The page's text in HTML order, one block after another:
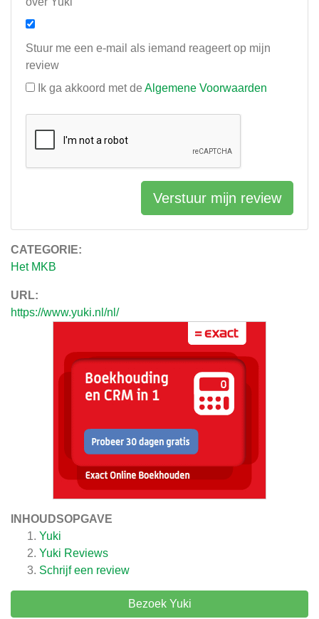
CATEGORIE:
Het MKB
URL:
https://www.yuki.nl/nl/
INHOUDSOPGAVE
Yuki
Yuki Reviews
Schrijf een review
Bezoek Yuki
Stuur me een e-mail als iemand reageert op mijn
review
Ik ga akkoord met de Algemene Voorwaarden
Verstuur mijn review